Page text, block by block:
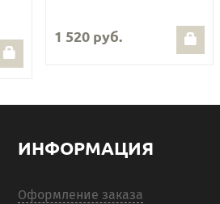
1 520 руб.
ИНФОРМАЦИЯ
Оформление заказа